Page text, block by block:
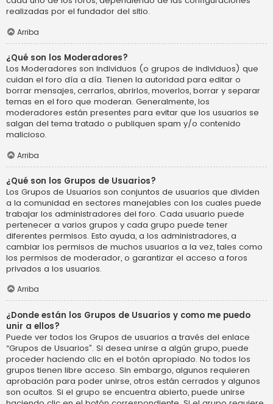
realizadas por el fundador del sitio.
Arriba
¿Qué son los Moderadores?
Los Moderadores son individuos (o grupos de individuos) que
cuidan el foro día a día. Tienen la autoridad para editar o
borrar mensajes, cerrarlos, abrirlos, moverlos, borrar y separar
temas en el foro que moderan. Generalmente, los
moderadores están presentes para evitar que los usuarios se
salgan del tema tratado o publiquen spam y/o contenido
malicioso.
Arriba
¿Qué son los Grupos de Usuarios?
Los Grupos de Usuarios son conjuntos de usuarios que dividen
a la comunidad en sectores manejables con los cuales puede
trabajar los administradores del foro. Cada usuario puede
pertenecer a varios grupos y cada grupo puede tener
diferentes permisos. Esto ayuda, a los administradores, a
cambiar los permisos de muchos usuarios a la vez, tales como
los permisos de moderador, o garantizar el acceso a foros
privados a los usuarios.
Arriba
¿Donde están los Grupos de Usuarios y como me puedo
unir a ellos?
Puede ver todos los Grupos de usuarios a través del enlace
“Grupos de Usuarios”. Si desea unirse a algún grupo, puede
proceder haciendo clic en el botón apropiado. No todos los
grupos tienen libre acceso. Sin embargo, algunos requieren
aprobación para poder unirse, otros están cerrados y algunos
son ocultos. Si el grupo se encuentra abierto, puede unirse